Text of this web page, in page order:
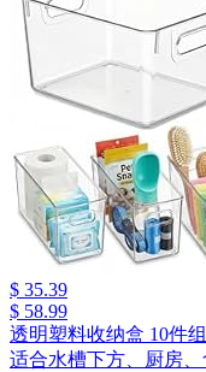
$ 35.39
$ 58.99
透明塑料收纳盒 10件
适合水槽下方、厨房